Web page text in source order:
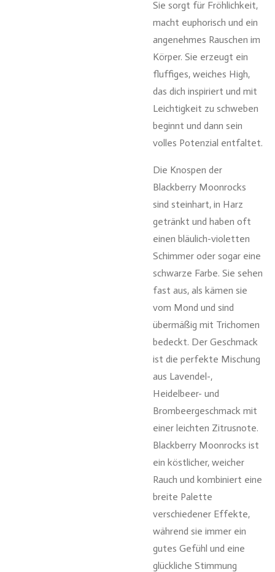
Sie sorgt für Fröhlichkeit,
macht euphorisch und ein
angenehmes Rauschen im
Körper. Sie erzeugt ein
fluffiges, weiches High,
das dich inspiriert und mit
Leichtigkeit zu schweben
beginnt und dann sein
volles Potenzial entfaltet.
Die Knospen der
Blackberry Moonrocks
sind steinhart, in Harz
getränkt und haben oft
einen bläulich-violetten
Schimmer oder sogar eine
schwarze Farbe. Sie sehen
fast aus, als kämen sie
vom Mond und sind
übermäßig mit Trichomen
bedeckt. Der Geschmack
ist die perfekte Mischung
aus Lavendel-,
Heidelbeer- und
Brombeergeschmack mit
einer leichten Zitrusnote.
Blackberry Moonrocks ist
ein köstlicher, weicher
Rauch und kombiniert eine
breite Palette
verschiedener Effekte,
während sie immer ein
gutes Gefühl und eine
glückliche Stimmung